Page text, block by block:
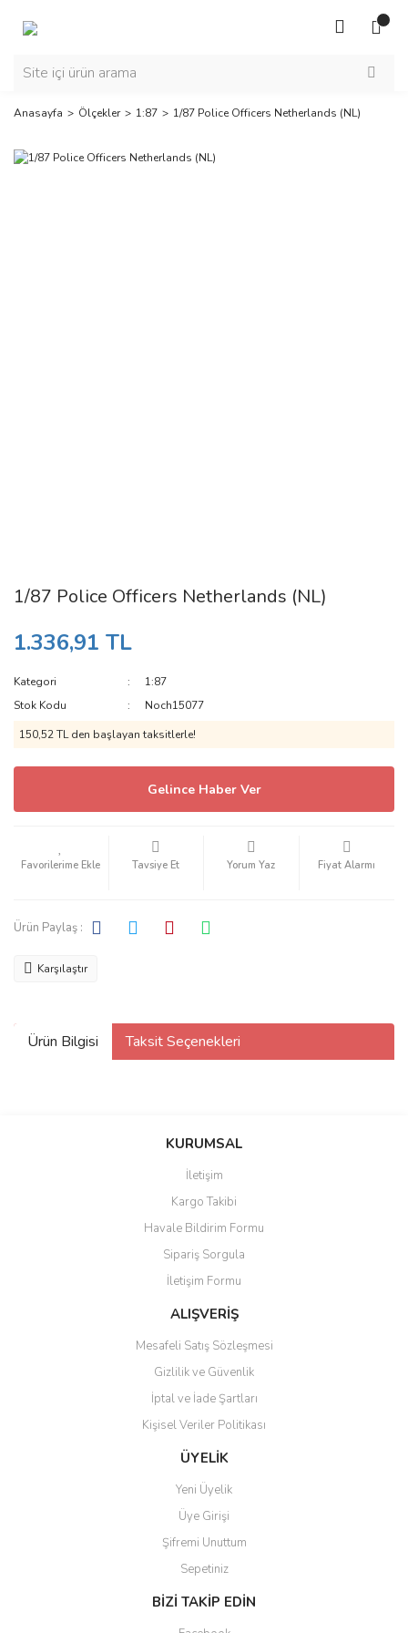
Anasayfa Ölçekler 1:87 1/87 Police Officers Netherlands (NL)
1/87 Police Officers Netherlands (NL)
1.336,91 TL
Kategori
1:87
Stok Kodu
Noch15077
150,52 TL den başlayan taksitlerle!
Gelince Haber Ver
Tavsiye Et Yorum Yaz Fiyat Alarmı
Ürün Paylaş :
Karşılaştır
Ürün Bilgisi Taksit Seçenekleri
KURUMSAL
İletişim
Kargo Takibi
Havale Bildirim Formu
Sipariş Sorgula
İletişim Formu
ALIŞVERİŞ
Mesafeli Satış Sözleşmesi
Gizlilik ve Güvenlik
İptal ve İade Şartları
Kişisel Veriler Politikası
ÜYELİK
Yeni Üyelik
Üye Girişi
Şifremi Unuttum
Sepetiniz
BİZİ TAKİP EDİN